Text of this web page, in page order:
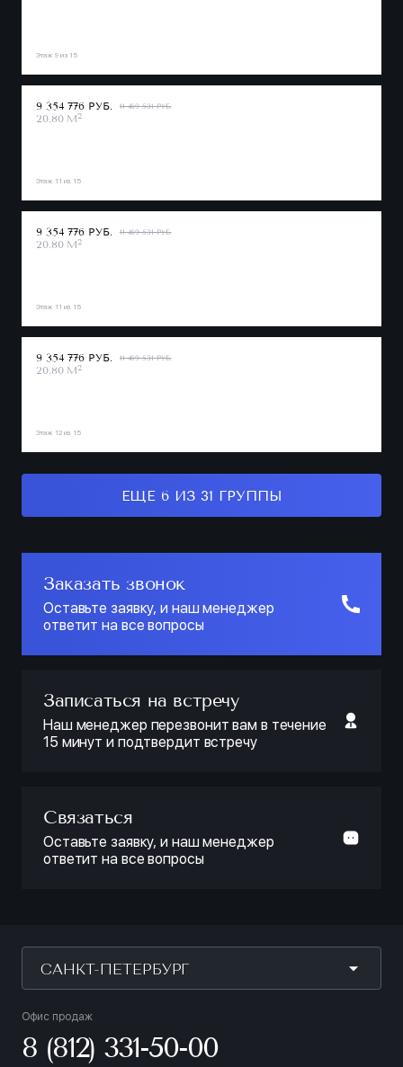
Этаж 9 из 15
9 354 776 РУБ. 11 469 531 РУБ.
20.80 М2
Этаж 11 из 15
9 354 776 РУБ. 11 469 531 РУБ.
20.80 М2
Этаж 11 из 15
9 354 776 РУБ. 11 469 531 РУБ.
20.80 М2
Этаж 12 из 15
ЕЩЕ 6 ИЗ 31 ГРУППЫ
Заказать звонок
Оставьте заявку, и наш менеджер
ответит на все вопросы
Записаться на встречу
Наш менеджер перезвонит вам в течение
15 минут и подтвердит встречу
Связаться
Оставьте заявку, и наш менеджер
ответит на все вопросы
САНКТ-ПЕТЕРБУРГ
Офис продаж
8 (812) 331-50-00